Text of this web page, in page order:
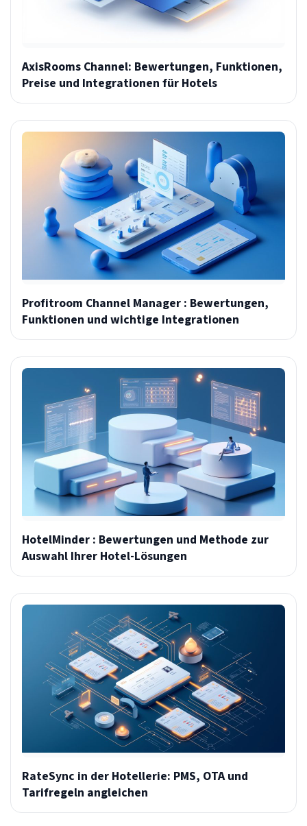
AxisRooms Channel: Bewertungen, Funktionen,
Preise und Integrationen für Hotels
Profitroom Channel Manager : Bewertungen,
Funktionen und wichtige Integrationen
HotelMinder : Bewertungen und Methode zur
Auswahl Ihrer Hotel-Lösungen
RateSync in der Hotellerie: PMS, OTA und
Tarifregeln angleichen